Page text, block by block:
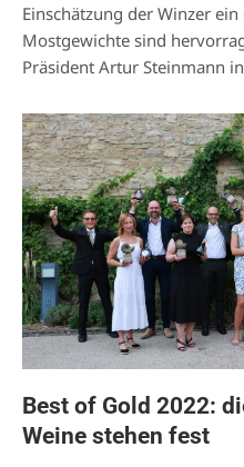
Einschätzung der Winzer ein
Mostgewichte sind
Präsident Artur Steinmann
Best of Gold 2022:
Weine stehen fest